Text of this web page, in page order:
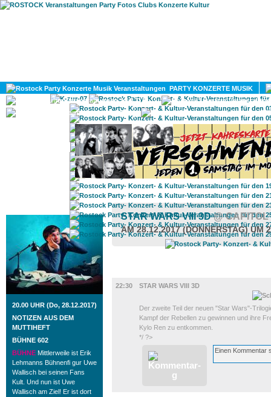
PARTY KONZERTE MUSIK
KULTUR
GAY
ROSTOCK TAGESTIPP
20.00 UHR (Do, 28.12.2017)
NOTIZEN AUS DEM
MUTTIHEFT
BÜHNE 602
BÜHNE Mittlerweile ist Erik
Lehmanns Bühnenfi gur Uwe
Wallisch bei seinen Fans
Kult. Und nun ist Uwe
Wallisch am Ziel! Er ist dort
STAR WARS VIII 3D@
AM 28.12.2017 (DONNERSTAG) UM
22:30
STAR WARS VIII 3D
Der zweite Teil der neuen "Star Wars"-
Kampf der Rebellen zu gewinnen und ihre
Kylo Ren zu entkommen.
*/ ?>